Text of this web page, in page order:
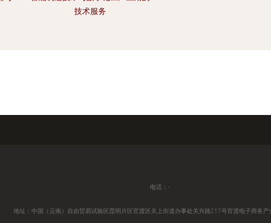
技术服务
电话：-
地址：中国（云南）自由贸易试验区昆明片区官渡区关上街道办事处关兴路217号官渡电子商务产